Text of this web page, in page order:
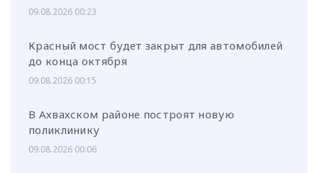
09.08.2026 00:23
Красный мост будет закрыт для автомобилей
до конца октября
09.08.2026 00:15
В Ахвахском районе построят новую
поликлинику
09.08.2026 00:06